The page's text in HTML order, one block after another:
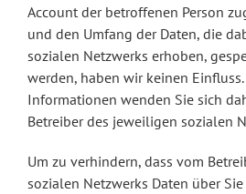
Account der betroffenen Person
und den Umfang der Daten, die
sozialen Netzwerks erhoben,
werden, haben wir keinen
Informationen wenden Sie sich
Betreiber des jeweiligen sozialen
Um zu verhindern, dass vom
sozialen Netzwerks Daten über